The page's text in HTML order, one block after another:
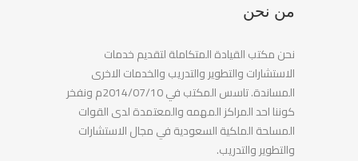
من نحن
نحن مكتب القيادة المتكاملة لتقديم خدمات
الاستشارات والتطوير والتدريب والخدمات الاخرى
المساندة. تاسس المكتب في 2014/07/10م ونفخر
كوننا احد المراكز المهمه والمعتمدة لدى القوات
المسلحة الملكية السعودية في مجال الاستشارات
والتطوير والتدريب.